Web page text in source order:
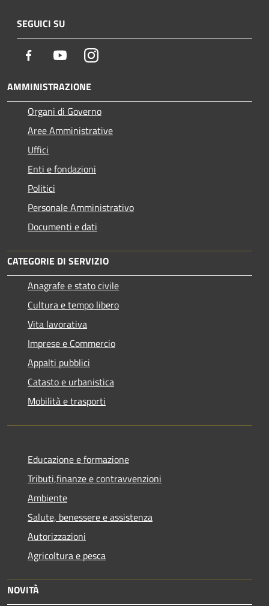
SEGUICI SU
Facebook YoutubeInstagram
AMMINISTRAZIONE
Organi di Governo
Aree Amministrative
Uffici
Enti e fondazioni
Politici
Personale Amministrativo
Documenti e dati
CATEGORIE DI SERVIZIO
Anagrafe e stato civile
Cultura e tempo libero
Vita lavorativa
Imprese e Commercio
Appalti pubblici
Catasto e urbanistica
Mobilità e trasporti
Educazione e formazione
Tributi,finanze e contravvenzioni
Ambiente
Salute, benessere e assistenza
Autorizzazioni
Agricoltura e pesca
NOVITÀ